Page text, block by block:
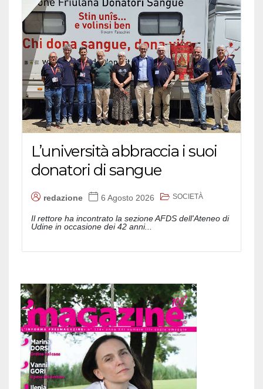
L’università abbraccia i suoi
donatori di sangue
redazione 6 Agosto 2026 SOCIETÀ
Il rettore ha incontrato la sezione AFDS dell'Ateneo di
Udine in occasione dei 42 anni...